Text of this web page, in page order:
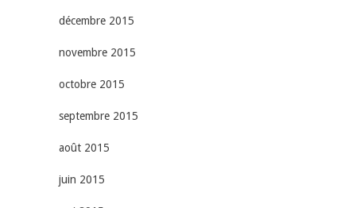
décembre 2015
novembre 2015
octobre 2015
septembre 2015
août 2015
juin 2015